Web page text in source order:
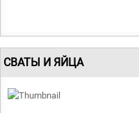
СВАТЫ И ЯЙЦА